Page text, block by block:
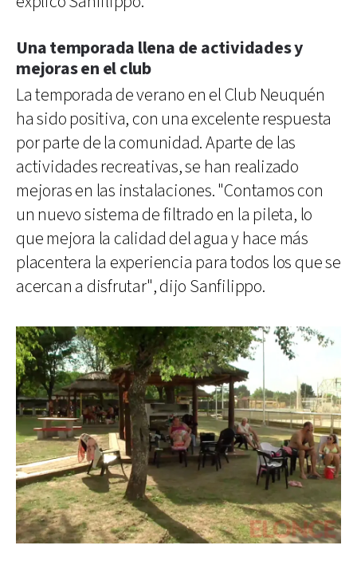
Una temporada llena de actividades y
mejoras en el club
La temporada de verano en el Club Neuquén
ha sido positiva, con una excelente respuesta
por parte de la comunidad. Aparte de las
actividades recreativas, se han realizado
mejoras en las instalaciones. "Contamos con
un nuevo sistema de filtrado en la pileta, lo
que mejora la calidad del agua y hace más
placentera la experiencia para todos los que se
acercan a disfrutar", dijo Sanfilippo.